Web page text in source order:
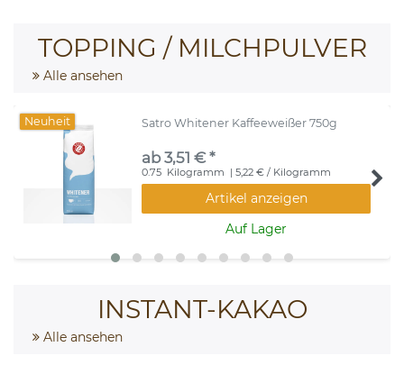
TOPPING / MILCHPULVER
Alle ansehen
Neuheit Satro Whitener Kaffeeweißer 750g
ab 3,51 € *
0.75 Kilogramm | 5,22 € / Kilogramm
Artikel anzeigen
Auf Lager
INSTANT-KAKAO
Alle ansehen